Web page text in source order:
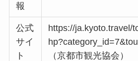
報
公式
サイ
ト
https://ja.kyoto.travel/
（京都市観光協会）